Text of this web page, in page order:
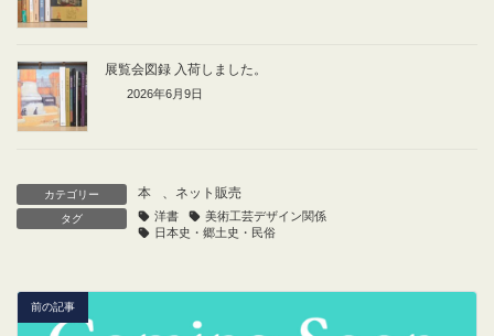
展覧会図録 入荷しました。
2026年6月9日
カテゴリー 本 ネット販売
タグ 洋書
美術工芸デザイン関係
日本史・郷土史・民俗
前の記事